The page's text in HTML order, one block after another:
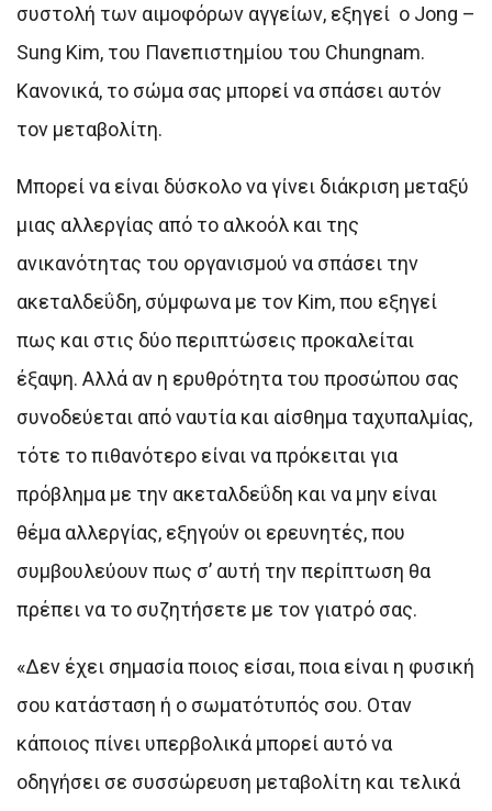
συστολή των αιμοφόρων αγγείων, εξηγεί ο Jong –
Sung Kim, του Πανεπιστημίου του Chungnam.
Κανονικά, το σώμα σας μπορεί να σπάσει αυτόν
τον μεταβολίτη.
Μπορεί να είναι δύσκολο να γίνει διάκριση μεταξύ
μιας αλλεργίας από το αλκοόλ και της
ανικανότητας του οργανισμού να σπάσει την
ακεταλδεΰδη, σύμφωνα με τον Kim, που εξηγεί
πως και στις δύο περιπτώσεις προκαλείται
έξαψη. Αλλά αν η ερυθρότητα του προσώπου σας
συνοδεύεται από ναυτία και αίσθημα ταχυπαλμίας,
τότε το πιθανότερο είναι να πρόκειται για
πρόβλημα με την ακεταλδεΰδη και να μην είναι
θέμα αλλεργίας, εξηγούν οι ερευνητές, που
συμβουλεύουν πως σ’ αυτή την περίπτωση θα
πρέπει να το συζητήσετε με τον γιατρό σας.
«Δεν έχει σημασία ποιος είσαι, ποια είναι η φυσική
σου κατάσταση ή ο σωματότυπός σου. Οταν
κάποιος πίνει υπερβολικά μπορεί αυτό να
οδηγήσει σε συσσώρευση μεταβολίτη και τελικά